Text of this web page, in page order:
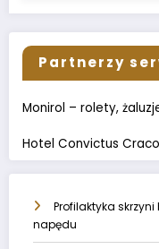
Partnerzy
Monirol – rolety,
Hotel Convictus
Profilaktyka
napędu